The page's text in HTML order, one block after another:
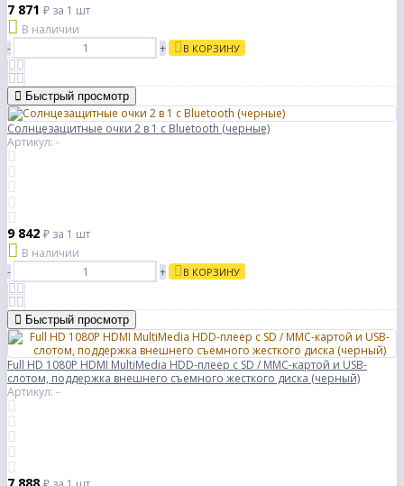
7 871 ₽ за 1 шт
В наличии
-
+ В КОРЗИНУ
Быстрый просмотр
Солнцезащитные очки 2 в 1 с Bluetooth (черные)
Артикул: -
9 842 ₽ за 1 шт
В наличии
-
+ В КОРЗИНУ
Быстрый просмотр
Full HD 1080P HDMI MultiMedia HDD-плеер с SD / MMC-картой и USB-
слотом, поддержка внешнего съемного жесткого диска (черный)
Артикул: -